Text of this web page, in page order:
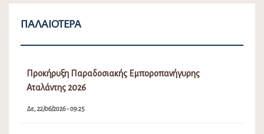
ΠΑΛΑΙΌΤΕΡΑ
Προκήρυξη Παραδοσιακής Εμποροπανήγυρης
Αταλάντης 2026
Δε, 22/06/2026 - 09:25